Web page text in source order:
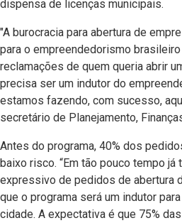
dispensa de licenças municipais.
"A burocracia para abertura de
para o empreendedorismo
reclamações de quem queria abrir
precisa ser um indutor do
estamos fazendo, com sucesso,
secretário de Planejamento,
Antes do programa, 40% dos
baixo risco. “Em tão pouco tempo
expressivo de pedidos de abertura
que o programa será um indutor
cidade. A expectativa é que 75%